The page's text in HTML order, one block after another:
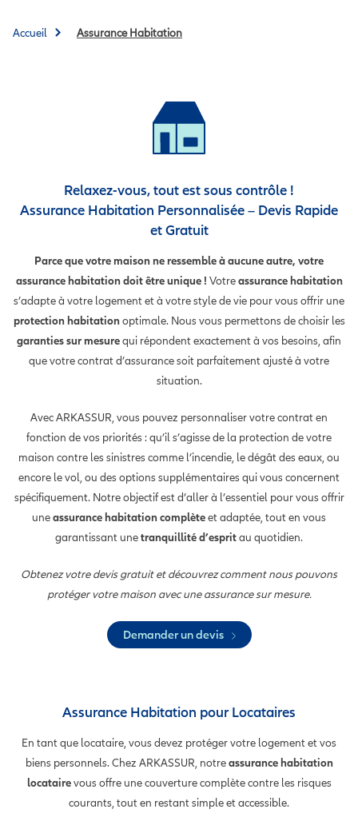
Accueil Assurance Habitation
Relaxez-vous, tout est sous contrôle !
Assurance Habitation Personnalisée – Devis Rapide
et Gratuit
Parce que votre maison ne ressemble à aucune autre, votre
assurance habitation doit être unique ! Votreassurance habitation
s’adapte à votre logement et à votre style de vie pour vous offrir une
protection habitationoptimale. Nous vous permettons de choisir les
garanties sur mesurequi répondent exactement à vos besoins, afin
que votre contrat d’assurance soit parfaitement ajusté à votre
situation.
Avec ARKASSUR, vous pouvez personnaliser votre contrat en
fonction de vos priorités : qu’il s’agisse de la protection de votre
maison contre les sinistres comme l’incendie, le dégât des eaux, ou
encore le vol, ou des options supplémentaires qui vous concernent
spécifiquement. Notre objectif est d’aller à l’essentiel pour vous offrir
uneassurance habitation complèteet adaptée, tout en vous
garantissant unetranquillité d’espritau quotidien.
Obtenez votre devis gratuit et découvrez comment nous pouvons
protéger votre maison avec une assurance sur mesure.
Demander un devis
Assurance Habitation pour Locataires
En tant que locataire, vous devez protéger votre logement et vos
biens personnels. Chez ARKASSUR, notreassurance habitation
locatairevous offre une couverture complète contre les risques
courants, tout en restant simple et accessible.